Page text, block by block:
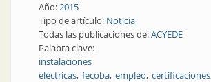
Año:2015
Tipo de artículo: Noticia
Todas las publicaciones de:ACYEDE
Palabra clave:
instalaciones
eléctricas fecoba empleo certificaciones